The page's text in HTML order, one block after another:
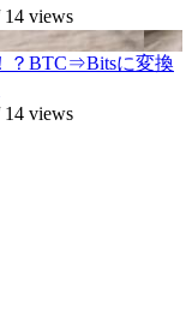
14 views
？BTC⇒Bitsに変換
14 views